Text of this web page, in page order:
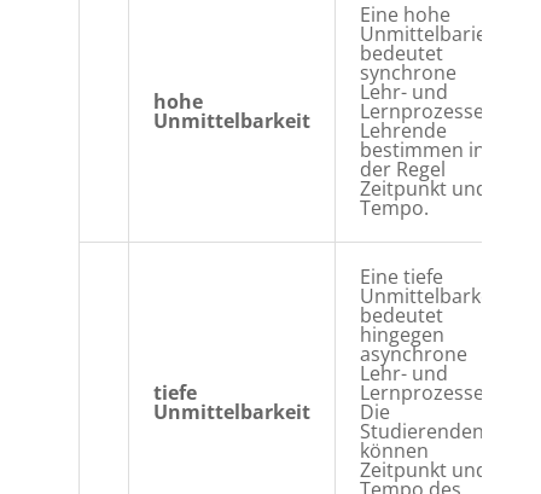
hohe
Unmittelbarkeit
Eine hohe
Unmittelbariet
bedeutet
synchrone
Lehr- und
Lernprozesse.
Lehrende
bestimmen in
der Regel
Zeitpunkt und
Tempo.
tiefe
Unmittelbarkeit
Eine tiefe
Unmittelbarkeit
bedeutet
hingegen
asynchrone
Lehr- und
Lernprozesse.
Die
Studierenden
können
Zeitpunkt und